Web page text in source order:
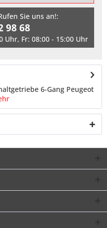
Sie uns an!:
98 68
Uhr, Fr: 08:00 - 15:00 Uhr
6-Gang Peugeot